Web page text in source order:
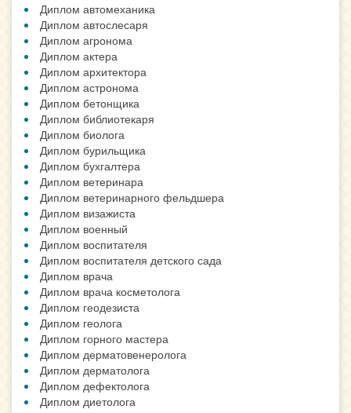
Диплом автомеханика
Диплом автослесаря
Диплом агронома
Диплом актера
Диплом архитектора
Диплом астронома
Диплом бетонщика
Диплом библиотекаря
Диплом биолога
Диплом бурильщика
Диплом бухгалтера
Диплом ветеринара
Диплом ветеринарного фельдшера
Диплом визажиста
Диплом военный
Диплом воспитателя
Диплом воспитателя детского сада
Диплом врача
Диплом врача косметолога
Диплом геодезиста
Диплом геолога
Диплом горного мастера
Диплом дерматовенеролога
Диплом дерматолога
Диплом дефектолога
Диплом диетолога